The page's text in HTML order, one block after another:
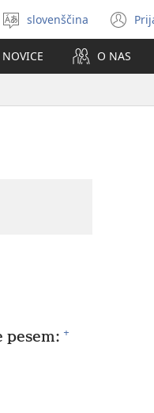
Izberite
jezik
slovenščina
NOVICE O NAS
pesem: +